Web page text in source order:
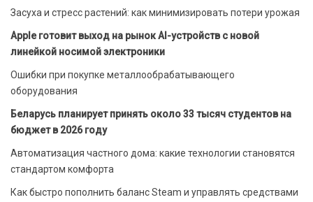
Засуха и стресс растений: как минимизировать потери урожая
Apple готовит выход на рынок AI-устройств с новой
линейкой носимой электроники
Ошибки при покупке металлообрабатывающего
оборудования
Беларусь планирует принять около 33 тысяч студентов на
бюджет в 2026 году
Автоматизация частного дома: какие технологии становятся
стандартом комфорта
Как быстро пополнить баланс Steam и управлять средствами